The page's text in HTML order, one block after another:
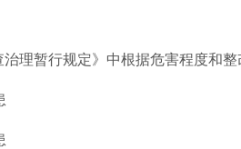
理暂行规定》中根据危害程度和整